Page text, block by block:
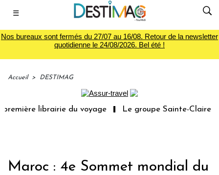
☰
Nos bureaux sont fermés du 27/07 au 16/08. Retour de la newsletter
quotidienne le 24/08/2026. Bel été !
Accueil > DESTIMAG
librairie du voyage Le groupe Sainte-Claire
Maroc : 4e Sommet mondial du